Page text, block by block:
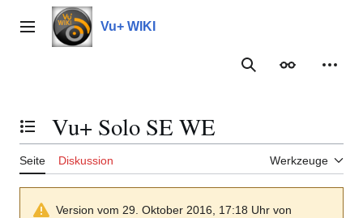
Inhalt
springenHauptmenü Vu+ WIKI
Suche
Inhaltsverzeichnis umschalten
Vu+ Solo SE WE
Seite Diskussion Werkzeuge
Version vom 29. Oktober 2016, 17:18 Uhr von